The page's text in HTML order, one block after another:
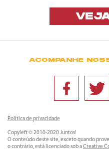
ACOMPANHE
Política de privacidade
Copyleft © 2010-2020 Juntos!
O conteúdo deste site, exceto quando
o contrário, está licenciado sob aCreative